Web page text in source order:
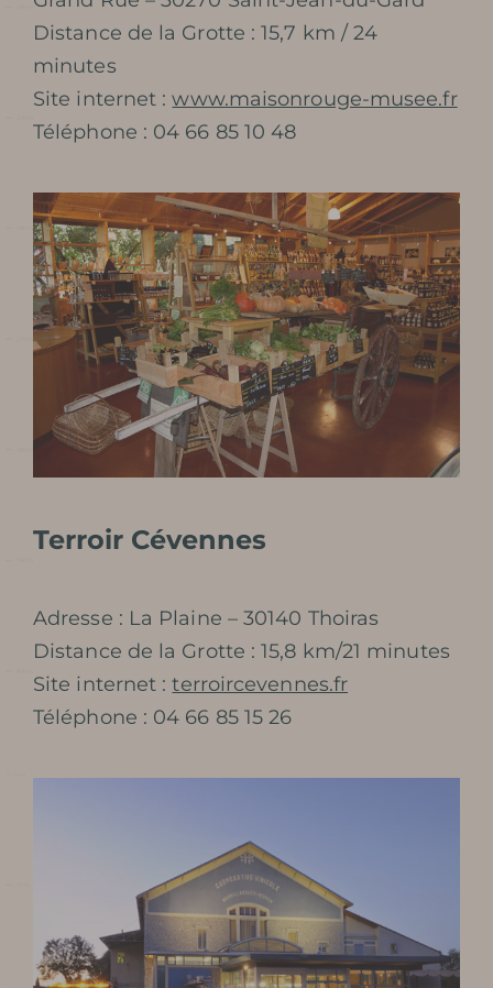
Préparer ma
visite
VENIR À LA GROTTE
SERVICES ET BOUTIQUE
FOIRE AUX QUESTIONS
Distance de la Grotte : 15,7 km / 24
minutes
Site internet :www.maisonrouge-musee.fr
Téléphone : 04 66 85 10 48
Terroir Cévennes
Adresse : La Plaine – 30140 Thoiras
Distance de la Grotte : 15,8 km/21 minutes
Site internet :terroircevennes.fr
Téléphone : 04 66 85 15 26